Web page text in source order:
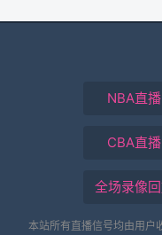
NBA直播
CBA直播
全场录像
本站所有直播信号均由用户